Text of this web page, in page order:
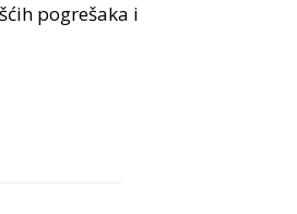
pogrešaka i